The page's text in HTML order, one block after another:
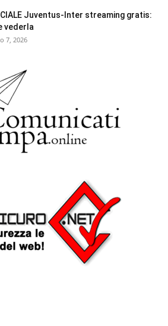
Juventus-Inter streaming gratis:
vederla
7, 2026